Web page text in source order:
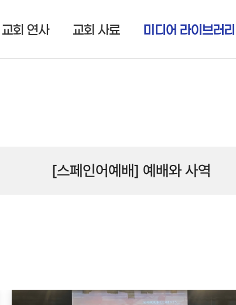
교회 연사 교회 사료 미디어 라이브러리
[스페인어예배] 예배와 사역